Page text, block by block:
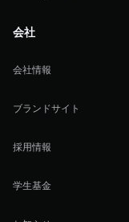
会社
会社情報
ブランドサイト
採用情報
学生基金